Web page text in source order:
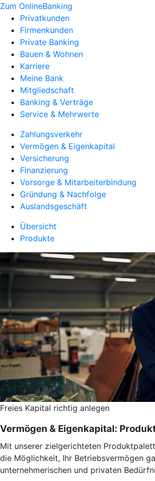
Zum OnlineBanking
Privatkunden
Firmenkunden
Private Banking
Bauen & Wohnen
Karriere
Meine Bank
Mitgliedschaft
Banking & Verträge
Service & Mehrwerte
Zahlungsverkehr
Vermögen & Eigenkapital
Versicherung
Finanzierung
Vorsorge & Mitarbeiterbindung
Gründung & Nachfolge
Auslandsgeschäft
Übersicht
Produkte
Freies Kapital richtig anlegen
Vermögen & Eigenkapital:
Mit unserer zielgerichteten
die Möglichkeit, Ihr Betriebsvermögen
unternehmerischen und privaten